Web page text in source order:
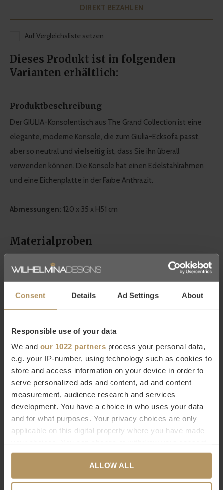
Consent Details Ad Settings About
Responsible use of your data
We and our 1022 partners process your personal data,
e.g. your IP-number, using technology such as cookies to
store and access information on your device in order to
serve personalized ads and content, ad and content
measurement, audience research and services
development. You have a choice in who uses your data
and for what purposes. Your privacy choices are only
applicable on this digital property where you have made
any time from the Cookie Declaration or by clicking on
the Privacy trigger icon.ALLOW ALL
DIREKT BEZAHLEN
Auf Vergleichsliste setzen
Dieses Produkt ist in folgenden
Varianten erhältlich:
Produktbeschreibung
Der GIULIA-Konsolentisch aus The Grand Collection ist eine
elegante, moderne Konsole, die zum Giulia-Ecksofa passt,
aber so neutral und vielseitig ist, dass Sie ihn überall
verwenden können. Die Konsole hat einen Edelstahlrahmen
und eine Eichenplatte in der Farbe Anthrazit.
Abmessungen: 120 x 35 x H51 cm
Materialproben
Sie können ganz einfach ein
Begutachtung zu Hause bestellen, die Muster finden Sie in
The Grand Collection bei WDS
Die niederländische Designmarke The Grand Collection ist
eindeutig an ihremitalienischen Designstilzu erkennen. Dies
spiegelt sich im Design, vor allem aber in den verwendeten
Materialien wie Marmor, Holz und hochwertigsten Stoffen
wider. Bei Wilhelmina Designs können Sie die komplette
Kollektion von TGC kaufen, darunter schöne Tische, bequeme
Möchten Sie mehr über The Grand Collection erfahren oder